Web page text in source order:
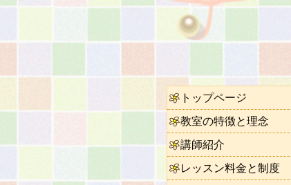
トップページ
教室の特徴と理念
講師紹介
レッスン料金と制度